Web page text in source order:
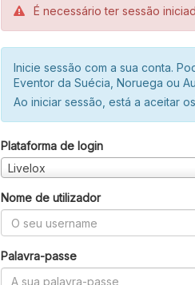
É necessário ter sessão
Inicie sessão com a sua conta.
Eventor da Suécia, Noruega ou
Ao iniciar sessão, está a aceitar os
Plataforma de login
Livelox
Nome de utilizador
Palavra-passe